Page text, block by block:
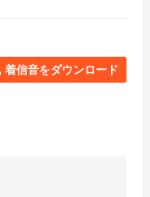
着信音をダウンロード